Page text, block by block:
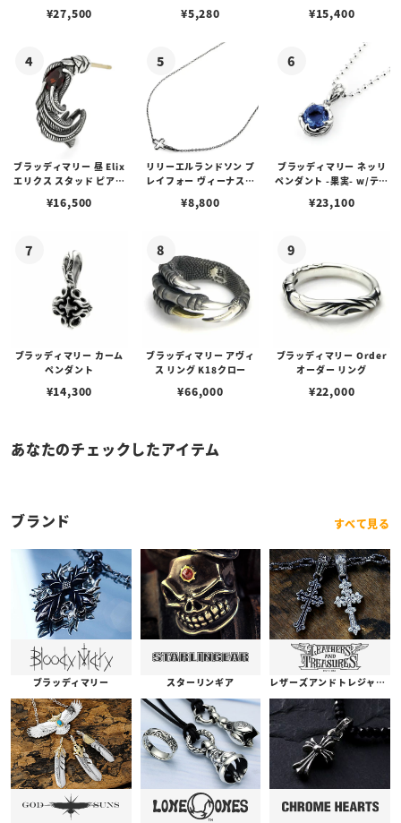
¥27,500 ¥5,280
ブスタークラスプ＆LTロ
¥15,400
ブラッディマリー 昼 Elix
エリクス スタッド ピアス
¥16,500
リリーエルランドソン プ
レイフォー ヴィーナスチ
¥8,800
ブラッディマリー ネッリ
ペンダント -果実- w/ティ
¥23,100
ブラッディマリー カーム
ペンダント
¥14,300
ブラッディマリー アヴィ
ス リング K18クロー
¥66,000
ブラッディマリー Order
オーダー リング
¥22,000
あなたのチェックしたアイテム
ブランド すべて見る
ブラッディマリー スターリンギア レザーズアンドトレジャーズ